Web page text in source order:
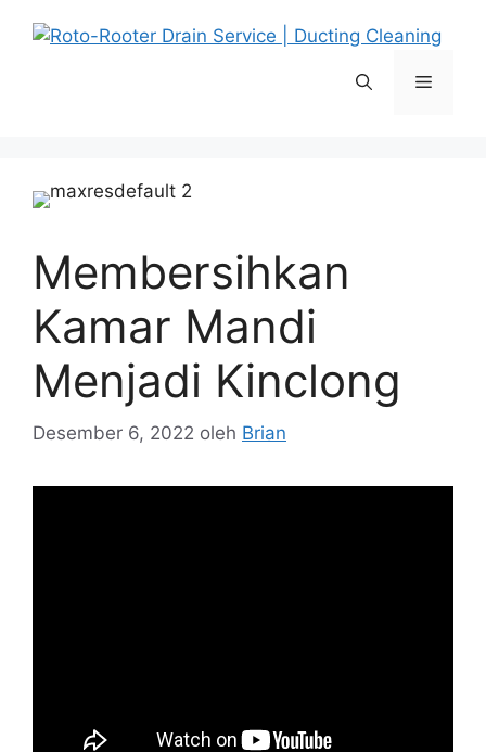
Menu
Membersihkan
Kamar Mandi
Menjadi Kinclong
Desember 6, 2022 oleh Brian